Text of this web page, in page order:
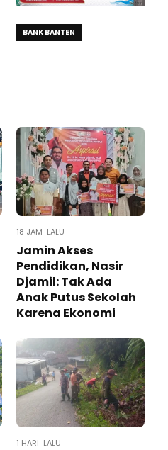
BANK BANTEN
18 JAM LALU
Jamin Akses
Pendidikan, Nasir
Djamil: Tak Ada
Anak Putus Sekolah
Karena Ekonomi
1 HARI LALU